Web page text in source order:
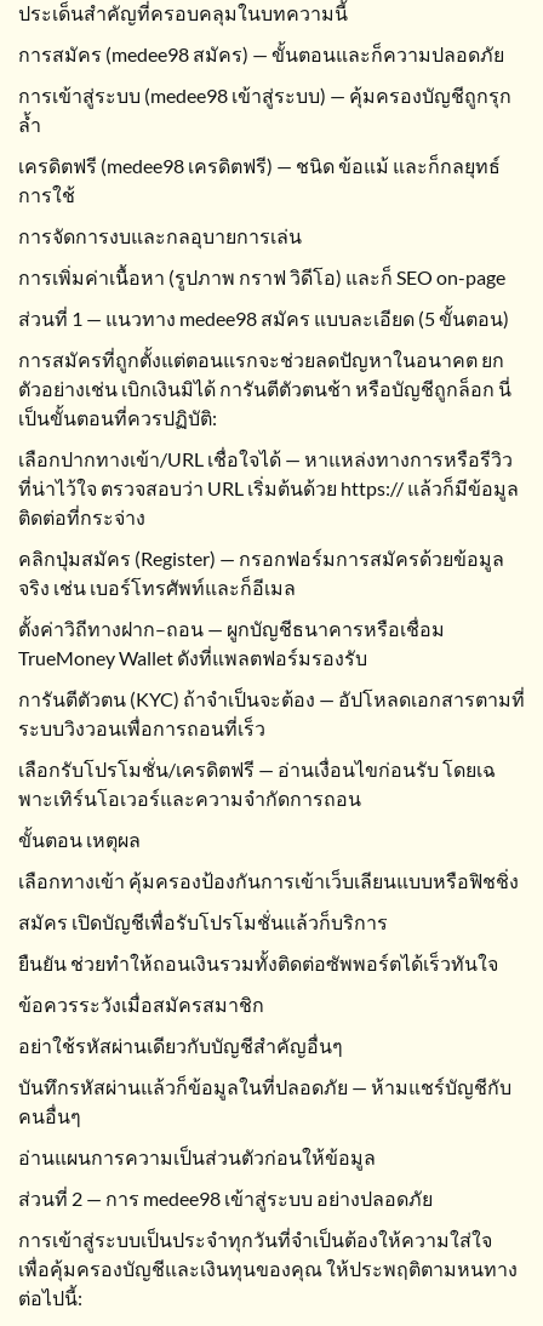
ประเด็นสำคัญที่ครอบคลุมในบทความนี้
การสมัคร (medee98 สมัคร) — ขั้นตอนและก็ความปลอดภัย
การเข้าสู่ระบบ (medee98 เข้าสู่ระบบ) — คุ้มครองบัญชีถูกรุก
ล้ำ
เครดิตฟรี (medee98 เครดิตฟรี) — ชนิด ข้อแม้ และก็กลยุทธ์
การใช้
การจัดการงบและกลอุบายการเล่น
การเพิ่มค่าเนื้อหา (รูปภาพ กราฟ วิดีโอ) และก็ SEO on-page
ส่วนที่ 1 — แนวทาง medee98 สมัคร แบบละเอียด (5 ขั้นตอน)
การสมัครที่ถูกตั้งแต่ตอนแรกจะช่วยลดปัญหาในอนาคต ยก
ตัวอย่างเช่น เบิกเงินมิได้ การันตีตัวตนช้า หรือบัญชีถูกล็อก นี่
เป็นขั้นตอนที่ควรปฏิบัติ:
เลือกปากทางเข้า/URL เชื่อใจได้ — หาแหล่งทางการหรือรีวิว
ที่น่าไว้ใจ ตรวจสอบว่า URL เริ่มต้นด้วย https:// แล้วก็มีข้อมูล
ติดต่อที่กระจ่าง
คลิกปุ่มสมัคร (Register) — กรอกฟอร์มการสมัครด้วยข้อมูล
จริง เช่น เบอร์โทรศัพท์และก็อีเมล
ตั้งค่าวิถีทางฝาก–ถอน — ผูกบัญชีธนาคารหรือเชื่อม
TrueMoney Wallet ดังที่แพลตฟอร์มรองรับ
การันตีตัวตน (KYC) ถ้าจำเป็นจะต้อง — อัปโหลดเอกสารตามที่
ระบบวิงวอนเพื่อการถอนที่เร็ว
เลือกรับโปรโมชั่น/เครดิตฟรี — อ่านเงื่อนไขก่อนรับ โดยเฉ
พาะเทิร์นโอเวอร์และความจำกัดการถอน
ขั้นตอน เหตุผล
เลือกทางเข้า คุ้มครองป้องกันการเข้าเว็บเลียนแบบหรือฟิชชิ่ง
สมัคร เปิดบัญชีเพื่อรับโปรโมชั่นแล้วก็บริการ
ยืนยัน ช่วยทำให้ถอนเงินรวมทั้งติดต่อซัพพอร์ตได้เร็วทันใจ
ข้อควรระวังเมื่อสมัครสมาชิก
อย่าใช้รหัสผ่านเดียวกับบัญชีสำคัญอื่นๆ
บันทึกรหัสผ่านแล้วก็ข้อมูลในที่ปลอดภัย — ห้ามแชร์บัญชีกับ
คนอื่นๆ
อ่านแผนการความเป็นส่วนตัวก่อนให้ข้อมูล
ส่วนที่ 2 — การ medee98 เข้าสู่ระบบ อย่างปลอดภัย
การเข้าสู่ระบบเป็นประจำทุกวันที่จำเป็นต้องให้ความใส่ใจ
เพื่อคุ้มครองบัญชีและเงินทุนของคุณ ให้ประพฤติตามหนทาง
ต่อไปนี้: